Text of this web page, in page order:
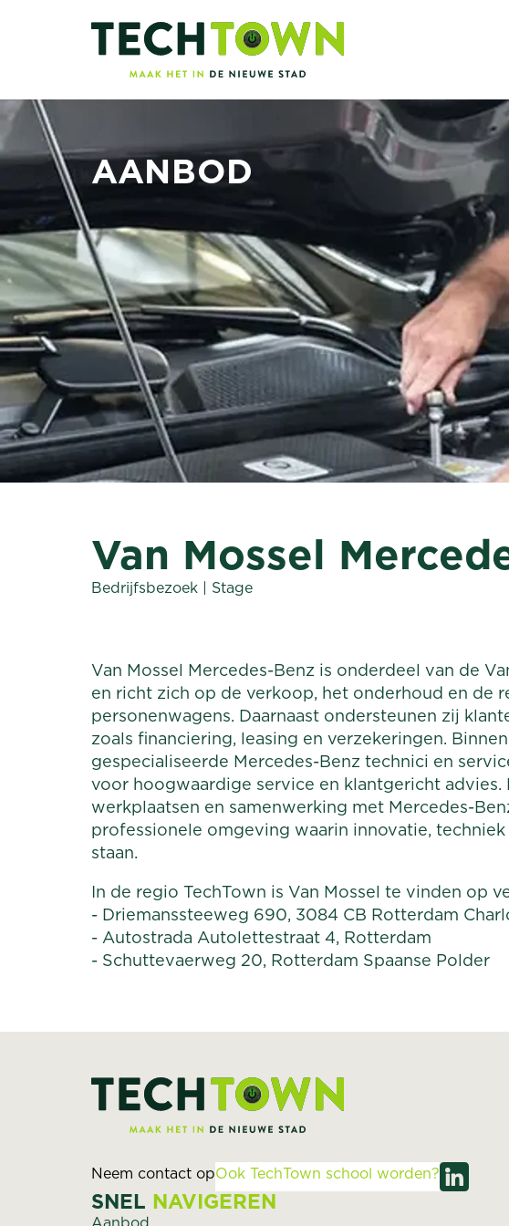
AANBOD
Van Mossel
Bedrijfsbezoek | Stage
Van Mossel Mercedes-Benz is onderdeel van de
en richt zich op de verkoop, het onderhoud en de
personenwagens. Daarnaast ondersteunen zij
zoals financiering, leasing en verzekeringen.
gespecialiseerde Mercedes-Benz technici en
voor hoogwaardige service en klantgericht advies.
werkplaatsen en samenwerking met Mercedes-
professionele omgeving waarin innovatie,
staan.
In de regio TechTown is Van Mossel te vinden op
- Driemanssteeweg 690, 3084 CB Rotterdam
- Autostrada Autolettestraat 4, Rotterdam
- Schuttevaerweg 20, Rotterdam Spaanse Polder
Neem contact opOok TechTown school worden?
SNEL NAVIGEREN
Aanbod